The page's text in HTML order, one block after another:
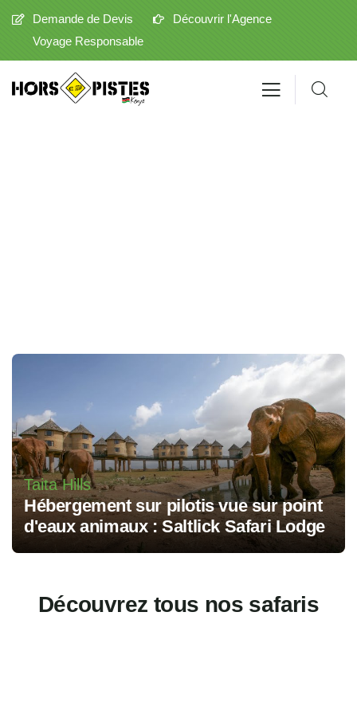
Demande de Devis
Découvrir l'Agence
Voyage Responsable
Taita Hills
Hébergement sur pilotis vue sur point
d'eaux animaux : Saltlick Safari Lodge
Découvrez tous nos safaris